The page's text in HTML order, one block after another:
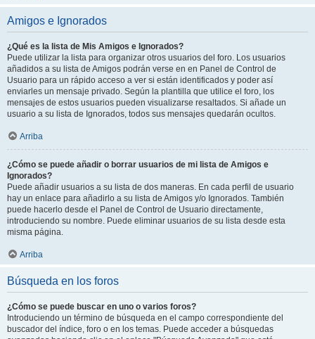
Amigos e Ignorados
¿Qué es la lista de Mis Amigos e Ignorados?
Puede utilizar la lista para organizar otros usuarios del foro. Los usuarios
añadidos a su lista de Amigos podrán verse en en Panel de Control de
Usuario para un rápido acceso a ver si están identificados y poder así
enviarles un mensaje privado. Según la plantilla que utilice el foro, los
mensajes de estos usuarios pueden visualizarse resaltados. Si añade un
usuario a su lista de Ignorados, todos sus mensajes quedarán ocultos.
Arriba
¿Cómo se puede añadir o borrar usuarios de mi lista de Amigos e
Ignorados?
Puede añadir usuarios a su lista de dos maneras. En cada perfil de usuario
hay un enlace para añadirlo a su lista de Amigos y/o Ignorados. También
puede hacerlo desde el Panel de Control de Usuario directamente,
introduciendo su nombre. Puede eliminar usuarios de su lista desde esta
misma página.
Arriba
Búsqueda en los foros
¿Cómo se puede buscar en uno o varios foros?
Introduciendo un término de búsqueda en el campo correspondiente del
buscador del índice, foro o en los temas. Puede acceder a búsquedas